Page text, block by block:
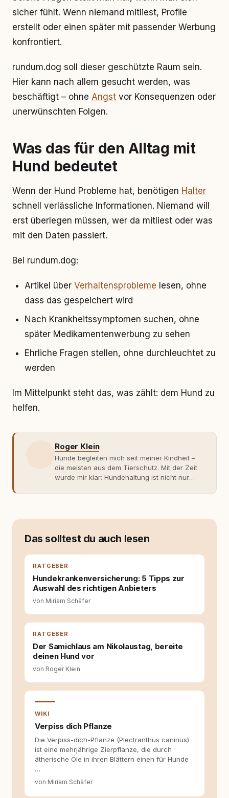
sicher fühlt. Wenn niemand mitliest, Profile
erstellt oder einen später mit passender Werbung
konfrontiert.
rundum.dog soll dieser geschützte Raum sein.
Hier kann nach allem gesucht werden, was
beschäftigt – ohne Angst vor Konsequenzen oder
unerwünschten Folgen.
Was das für den Alltag mit
Hund bedeutet
Wenn der Hund Probleme hat, benötigen Halter
schnell verlässliche Informationen. Niemand will
erst überlegen müssen, wer da mitliest oder was
mit den Daten passiert.
Bei rundum.dog:
Artikel über Verhaltensprobleme lesen, ohne
dass das gespeichert wird
Nach Krankheitssymptomen suchen, ohne
später Medikamentenwerbung zu sehen
Ehrliche Fragen stellen, ohne durchleuchtet zu
werden
Im Mittelpunkt steht das, was zählt: dem Hund zu
helfen.
Roger Klein
Hunde begleiten mich seit meiner Kindheit –
die meisten aus dem Tierschutz. Mit der Zeit
wurde mir klar: Hundehaltung ist nicht nur
Fachwissen. Der Wendepunkt kam mit meinem
moderner Hundeerziehung
entsteht echte Bindung dort, wo Verständnis
Wissen ersetzt – nicht umgekehrt. Aus dieser
Entwicklung entstand rundum.dog – ein
Wissens- und Serviceportal für
Hundehalter:innen in Deutschland, Österreich
und der Schweiz. Meine Überzeugung:
Tierschutz beginnt mit Wissen. Wer seinen
Hund versteht, trifft bessere Entscheidungen –
für ein Zusammenleben, das beiden guttut.
Das solltest du auch lesen
RATGEBER
Hundekrankenversicherung: 5 Tipps zur
Auswahl des richtigen Anbieters
von Miriam Schäfer
RATGEBER
Der Samichlaus am Nikolaustag, bereite
deinen Hund vor
von Roger Klein
WIKI
Verpiss dich Pflanze
Die Verpiss-dich-Pflanze (Plectranthus caninus)
ist eine mehrjährige Zierpflanze, die durch
ätherische Öle in ihren Blättern einen für Hunde
…
von Miriam Schäfer